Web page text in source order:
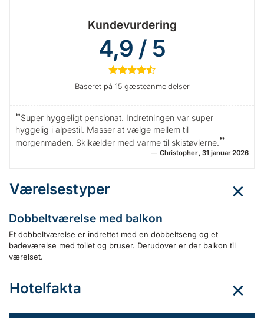
Kundevurdering
4,9 / 5
★★★★
Baseret på 15 gæsteanmeldelser
Super hyggeligt pensionat. Indretningen var super
hyggelig i alpestil. Masser at vælge mellem til
morgenmaden. Skikælder med varme til skistøvlerne.
Christopher 31 januar 2026
Værelsestyper
Dobbeltværelse med balkon
Et dobbeltværelse er indrettet med en dobbeltseng og et
badeværelse med toilet og bruser. Derudover er der balkon til
værelset.
Hotelfakta